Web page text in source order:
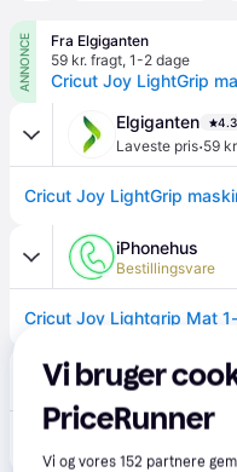
ANNONCE
Fra Elgiganten
59 kr. fragt, 1-2 dage
Elgiganten 4.3
Laveste pris·59
Cricut Joy LightGrip
iPhonehus
Bestillingsvare
Cricut Joy Lightgrip Mat
CS
Bestillingsvare
Vi bruger
PriceRunner
Vi og vores152 partnere